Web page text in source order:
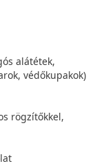
alátétek,
védőkupakok)
rögzítőkkel,